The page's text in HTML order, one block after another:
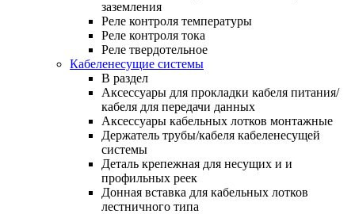
заземления
Реле контроля температуры
Реле контроля тока
Реле твердотельное
Кабеленесущие системы
В раздел
Аксессуары для прокладки кабеля питания/
кабеля для передачи данных
Аксессуары кабельных лотков монтажные
Держатель трубы/кабеля кабеленесущей
системы
Деталь крепежная для несущих и и
профильных реек
Донная вставка для кабельных лотков
лестничного типа